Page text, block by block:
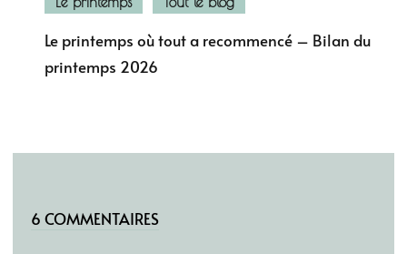
Le printemps où tout a recommencé – Bilan du
printemps 2026
6 COMMENTAIRES